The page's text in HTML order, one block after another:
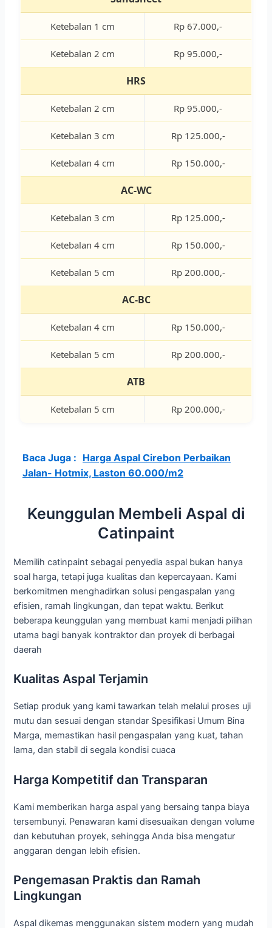
Ketebalan 1 cm Rp 67.000,-
Ketebalan 2 cm Rp 95.000,-
HRS
Ketebalan 2 cm Rp 95.000,-
Ketebalan 3 cm Rp 125.000,-
Ketebalan 4 cm Rp 150.000,-
AC-WC
Ketebalan 3 cm Rp 125.000,-
Ketebalan 4 cm Rp 150.000,-
Ketebalan 5 cm Rp 200.000,-
AC-BC
Ketebalan 4 cm Rp 150.000,-
Ketebalan 5 cm Rp 200.000,-
ATB
Ketebalan 5 cm Rp 200.000,-
Baca Juga : Harga Aspal Cirebon Perbaikan
Jalan- Hotmix, Laston 60.000/m2
Keunggulan Membeli Aspal di
Catinpaint
Memilih catinpaint sebagai penyedia aspal bukan hanya
soal harga, tetapi juga kualitas dan kepercayaan. Kami
berkomitmen menghadirkan solusi pengaspalan yang
efisien, ramah lingkungan, dan tepat waktu. Berikut
beberapa keunggulan yang membuat kami menjadi pilihan
utama bagi banyak kontraktor dan proyek di berbagai
daerah
Kualitas Aspal Terjamin
Setiap produk yang kami tawarkan telah melalui proses uji
mutu dan sesuai dengan standar Spesifikasi Umum Bina
Marga, memastikan hasil pengaspalan yang kuat, tahan
lama, dan stabil di segala kondisi cuaca
Harga Kompetitif dan Transparan
Kami memberikan harga aspal yang bersaing tanpa biaya
tersembunyi. Penawaran kami disesuaikan dengan volume
dan kebutuhan proyek, sehingga Anda bisa mengatur
anggaran dengan lebih efisien.
Pengemasan Praktis dan Ramah
Lingkungan
Aspal dikemas menggunakan sistem modern yang mudah